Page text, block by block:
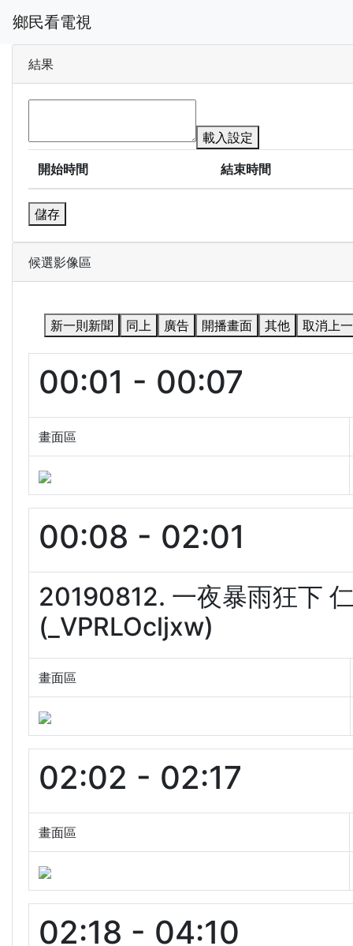
鄉民看電視
結果
載入設定
開始時間
結束時間
儲存
候選影像區
新一則新聞 同上 廣告 開播畫面 其他 取消上
00:01 - 00:07
畫面區
00:08 - 02:01
20190812. 一夜暴雨狂下
(_VPRLOcljxw)
畫面區
02:02 - 02:17
畫面區
02:18 - 04:10